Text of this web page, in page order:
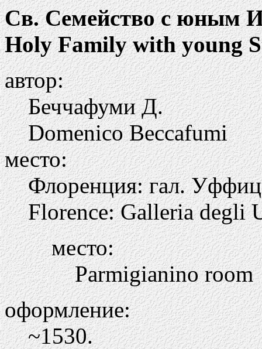
Св. Семейство с юным
Holy Family with young
автор:
Беччафуми Д.
Domenico Beccafumi
место:
Флоренция: гал.
Florence: Galleria degli
место:
Parmigianino room
оформление:
~1530.